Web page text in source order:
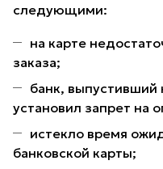
следующими:
на карте
заказа;
банк, выпустивший
установил запрет на
истекло время
банковской карты;